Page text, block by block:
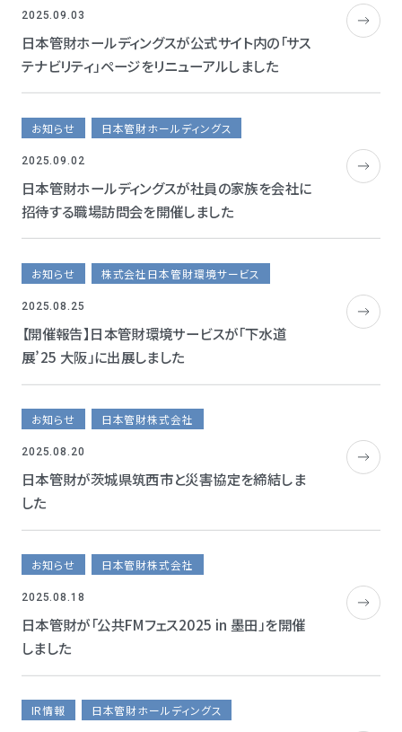
2025.09.03
日本管財ホールディングスが公式サイト内の「サス
テナビリティ」ページをリニューアルしました
お知らせ 日本管財ホールディングス
2025.09.02
日本管財ホールディングスが社員の家族を会社に
招待する職場訪問会を開催しました
お知らせ 株式会社日本管財環境サービス
2025.08.25
【開催報告】日本管財環境サービスが「下水道
展’25 大阪」に出展しました
お知らせ 日本管財株式会社
2025.08.20
日本管財が茨城県筑西市と災害協定を締結しま
した
お知らせ 日本管財株式会社
2025.08.18
日本管財が「公共FMフェス2025 in 墨田」を開催
しました
IR情報 日本管財ホールディングス